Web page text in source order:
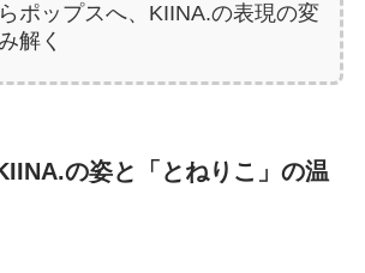
ポップスへ、KIINA.の表現の変
解く
の姿と「とねりこ」の温